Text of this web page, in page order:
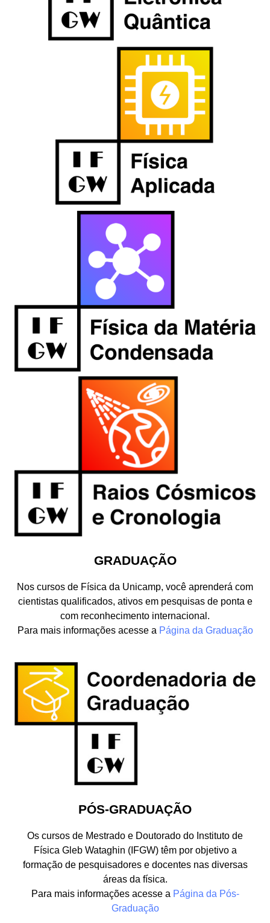
GRADUAÇÃO
Nos cursos de Física da Unicamp, você aprenderá com
cientistas qualificados, ativos em pesquisas de ponta e
com reconhecimento internacional.
Para mais informações acesse a Página da Graduação
PÓS-GRADUAÇÃO
Os cursos de Mestrado e Doutorado do Instituto de
Física Gleb Wataghin (IFGW) têm por objetivo a
formação de pesquisadores e docentes nas diversas
áreas da física.
Para mais informações acesse a Página da Pós-
Graduação